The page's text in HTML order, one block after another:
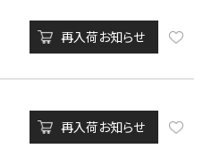
再入荷お知らせ
再入荷お知らせ